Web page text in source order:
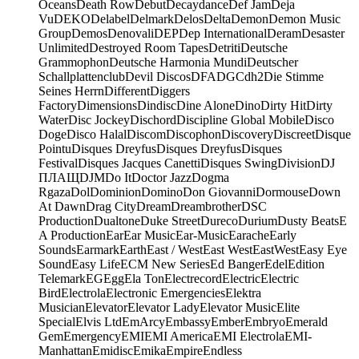
OceansDeath RowDebutDecaydanceDef JamDeja
VuDEKODelabelDelmarkDelosDeltaDemonDemon Music
GroupDemosDenovaliDEPDep InternationalDeramDesaster
UnlimitedDestroyed Room TapesDetritiDeutsche
GrammophonDeutsche Harmonia MundiDeutscher
SchallplattenclubDevil DiscosDFADGCdh2Die Stimme
Seines HerrnDifferentDiggers
FactoryDimensionsDindiscDine AloneDinoDirty HitDirty
WaterDisc JockeyDischordDiscipline Global MobileDisco
DogeDisco HalalDiscomDiscophonDiscoveryDiscreetDisque
PointuDisques DreyfusDisques DreyfusDisques
FestivalDisques Jacques CanettiDisques SwingDivisionDJ
ПЛАЩDJMDo ItDoctor JazzDogma
RgazaDolDominionDominoDon GiovanniDormouseDown
At DawnDrag CityDreamDreambrotherDSC
ProductionDualtoneDuke StreetDurecoDuriumDusty BeatsE
A ProductionEarEar MusicEar-MusicEaracheEarly
SoundsEarmarkEarthEast / WestEast WestEastWestEasy Eye
SoundEasy LifeECM New SeriesEd BangerEdelEdition
TelemarkEGEggEla TonElectrecordElectricElectric
BirdElectrolaElectronic EmergenciesElektra
MusicianElevatorElevator LadyElevator MusicElite
SpecialElvis LtdEmArcyEmbassyEmberEmbryoEmerald
GemEmergencyEMIEMI AmericaEMI ElectrolaEMI-
ManhattanEmidiscEmikaEmpireEndless